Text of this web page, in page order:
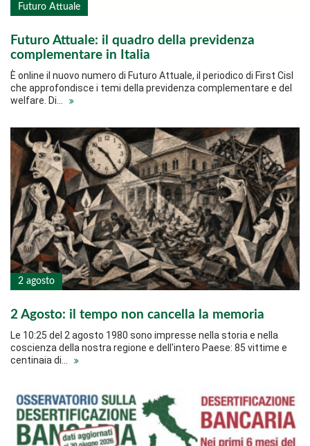
Futuro Attuale
Futuro Attuale: il quadro della previdenza
complementare in Italia
È online il nuovo numero di Futuro Attuale, il periodico di First Cisl
che approfondisce i temi della previdenza complementare e del
welfare. Di…
2 agosto
2 Agosto: il tempo non cancella la memoria
Le 10:25 del 2 agosto 1980 sono impresse nella storia e nella
coscienza della nostra regione e dell'intero Paese: 85 vittime e
centinaia di…